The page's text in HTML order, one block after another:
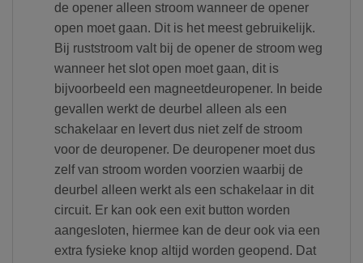
de opener alleen stroom wanneer de opener
open moet gaan. Dit is het meest gebruikelijk.
Bij ruststroom valt bij de opener de stroom weg
wanneer het slot open moet gaan, dit is
bijvoorbeeld een magneetdeuropener. In beide
gevallen werkt de deurbel alleen als een
schakelaar en levert dus niet zelf de stroom
voor de deuropener. De deuropener moet dus
zelf van stroom worden voorzien waarbij de
deurbel alleen werkt als een schakelaar in dit
circuit. Er kan ook een exit button worden
aangesloten, hiermee kan de deur ook via een
extra fysieke knop altijd worden geopend. Dat